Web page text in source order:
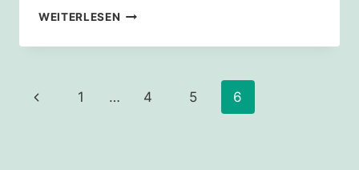
WEITERLESEN FÜR
KLIMA:
ZÄHMEN
Seitennavigation
Vorherige
1 … 4 5 6